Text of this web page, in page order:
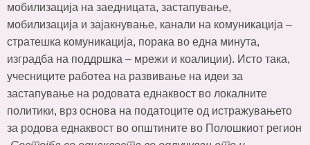
мобилизација на заедницата, застапување,
мобилизација и зајакнување, канали на комуникација –
стратешка комуникација, порака во една минута,
изградба на поддршка – мрежи и коалиции). Исто така,
учесниците работеа на развивање на идеи за
застапување на родовата еднаквост во локалните
политики, врз основа на податоците од истражувањето
за родова еднаквост во општините во Полошкиот регион